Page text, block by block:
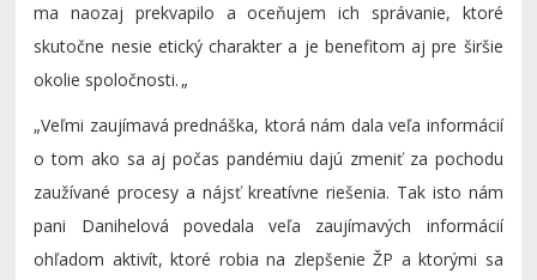
ma naozaj prekvapilo a oceňujem ich správanie, ktoré
skutočne nesie etický charakter a je benefitom aj pre širšie
okolie spoločnosti. „
„Veľmi zaujímavá prednáška, ktorá nám dala veľa informácií
o tom ako sa aj počas pandémiu dajú zmeniť za pochodu
zaužívané procesy a nájsť kreatívne riešenia. Tak isto nám
pani Danihelová povedala veľa zaujímavých informácií
ohľadom aktivít, ktoré robia na zlepšenie ŽP a ktorými sa